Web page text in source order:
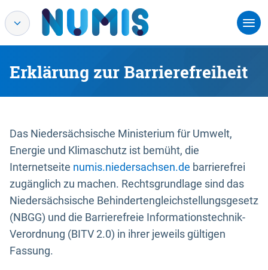
Erklärung zur Barrierefreiheit
Das Niedersächsische Ministerium für Umwelt,
Energie und Klimaschutz ist bemüht, die
Internetseite numis.niedersachsen.de barrierefrei
zugänglich zu machen. Rechtsgrundlage sind das
Niedersächsische Behindertengleichstellungsgesetz
(NBGG) und die Barrierefreie Informationstechnik-
Verordnung (BITV 2.0) in ihrer jeweils gültigen
Fassung.